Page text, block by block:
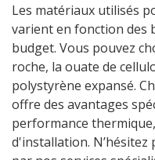
Les matériaux utilisés
varient en fonction des
budget. Vous pouvez
roche, la ouate de
polystyrène expansé.
offre des avantages
performance
d'installation. N’hésitez